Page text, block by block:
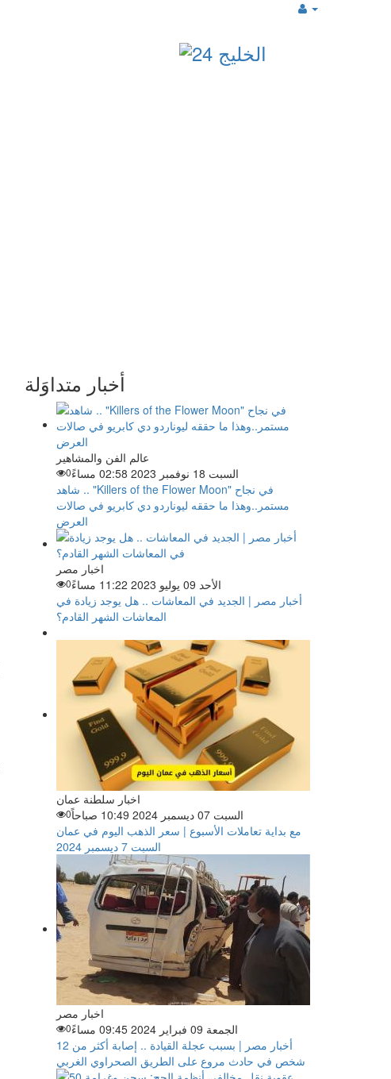
أخبار متداوَلة
عالم الفن والمشاهير
السبت 18 نوفمبر 2023 02:58 مساءً
0
شاهد .. "Killers of the Flower Moon" في نجاح
مستمر..وهذا ما حققه ليوناردو دي كابريو في صالات
العرض
اخبار مصر
الأحد 09 يوليو 2023 11:22 مساءً
0
أخبار مصر | الجديد في المعاشات .. هل يوجد زيادة في
المعاشات الشهر القادم؟
اخبار سلطنة عمان
السبت 07 ديسمبر 2024 10:49 صباحاً
0
مع بداية تعاملات الأسبوع | سعر الذهب اليوم في عمان
السبت 7 ديسمبر 2024
اخبار مصر
الجمعة 09 فبراير 2024 09:45 مساءً
0
أخبار مصر | بسبب عجلة القيادة .. إصابة أكثر من 12
شخص في حادث مروع على الطريق الصحراوي الغربي